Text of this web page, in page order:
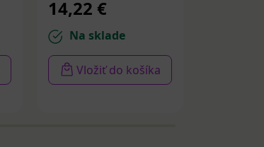
30ml
14,22 €
Na sklade
Vložiť do košíka